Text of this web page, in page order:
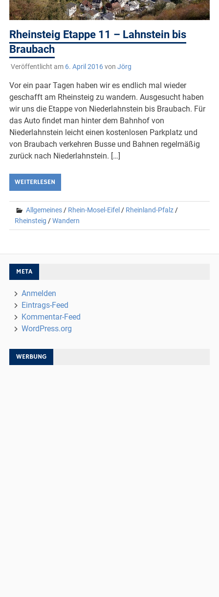
Rheinsteig Etappe 11 – Lahnstein bis
Braubach
Veröffentlicht am 6. April 2016von Jörg
Vor ein paar Tagen haben wir es endlich mal wieder
geschafft am Rheinsteig zu wandern. Ausgesucht haben
wir uns die Etappe von Niederlahnstein bis Braubach. Für
das Auto findet man hinter dem Bahnhof von
Niederlahnstein leicht einen kostenlosen Parkplatz und
von Braubach verkehren Busse und Bahnen regelmäßig
zurück nach Niederlahnstein. […]
WEITERLESEN
Allgemeines/ Rhein-Mosel-Eifel / Rheinland-Pfalz/
Rheinsteig /Wandern
META
Anmelden
Eintrags-Feed
Kommentar-Feed
WordPress.org
WERBUNG